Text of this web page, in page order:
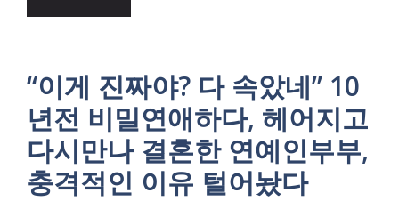
“이게 진짜야? 다 속았네” 10
년전 비밀연애하다, 헤어지고
다시만나 결혼한 연예인부부,
충격적인 이유 털어놨다